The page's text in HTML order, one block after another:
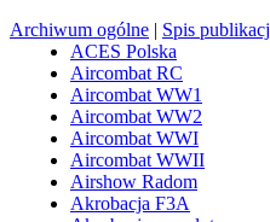
Archiwum ogólne | Spis
ACES Polska
Aircombat RC
Aircombat WW1
Aircombat WW2
Aircombat WWI
Aircombat WWII
Airshow Radom
Akrobacja F3A